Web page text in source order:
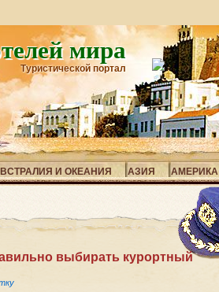
мира
Туристической портал
И ОКЕАНИЯ АЗИЯ АМЕРИКА
выбирать курортный